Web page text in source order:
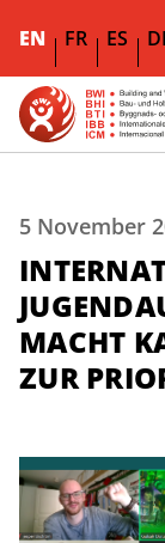
EN FR ES
5 November
MACHT
ZUR